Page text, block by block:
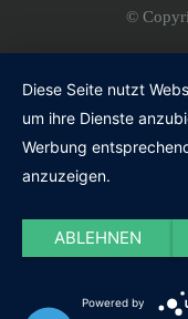
©
Diese Seite nutzt
um ihre Dienste
Werbung
anzuzeigen.
ABLEHNEN
Powered by